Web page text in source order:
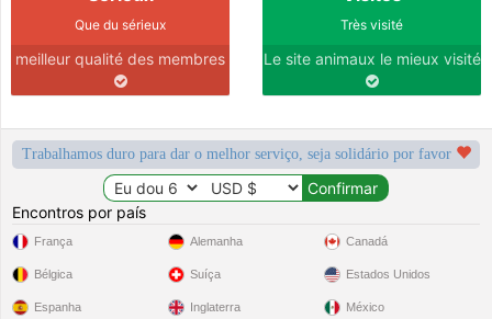
Que du sérieux
meilleur qualité des membres
Très visité
Le site animaux le mieux visité
Trabalhamos duro para dar o melhor serviço, seja solidário por favor
Encontros por país
França
Bélgica
Espanha
Alemanha
Suíça
Inglaterra
Canadá
Estados Unidos
México